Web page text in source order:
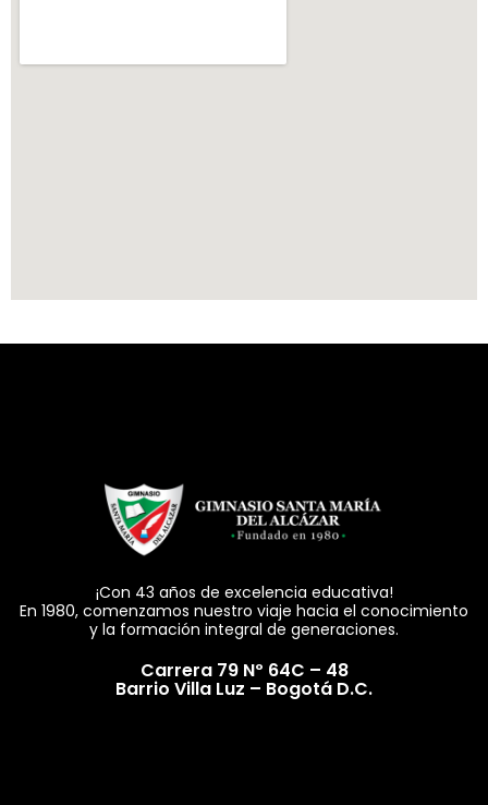
¡Con 43 años de excelencia educativa!
En 1980, comenzamos nuestro viaje hacia el conocimiento
y la formación integral de generaciones.
Carrera 79 Nº 64C – 48
Barrio Villa Luz – Bogotá D.C.